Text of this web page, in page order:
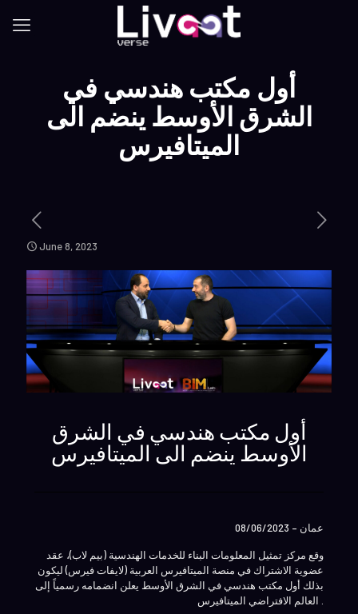
أول مكتب هندسي في
الشرق الأوسط ينضم الى
الميتافيرس
June 8, 2023
أول مكتب هندسي في الشرق
الأوسط ينضم الى الميتافيرس
عمان – 08/06/2023
وقع مركز تمثيل المعلومات البناء للخدمات الهندسية (بيم لاب)، عقد
عضوية الاشتراك في منصة الميتافيرس العربية (لايفات فيرس) ليكون
بذلك أول مكتب هندسي في الشرق الأوسط يعلن انضمامه رسمياً إلى